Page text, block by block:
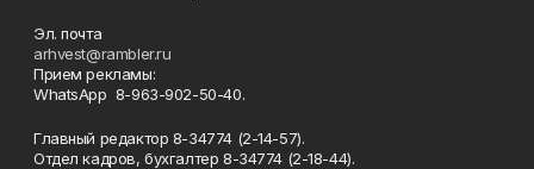
Эл. почта
arhvest@rambler.ru
Прием рекламы:
WhatsApp 8-963-902-50-40.
Главный редактор 8-34774 (2-14-57).
Отдел кадров, бухгалтер 8-34774 (2-18-44).